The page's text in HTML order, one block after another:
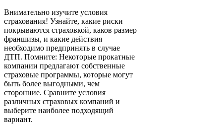
Внимательно изучите условия
страхования! Узнайте, какие риски
покрываются страховкой, каков размер
франшизы, и какие действия
необходимо предпринять в случае
ДТП. Помните: Некоторые прокатные
компании предлагают собственные
страховые программы, которые могут
быть более выгодными, чем
сторонние. Сравните условия
различных страховых компаний и
выберите наиболее подходящий
вариант.